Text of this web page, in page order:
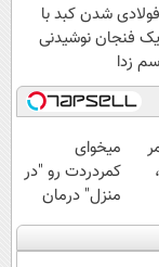
فولادی شدن کبد با
یک فنجان نوشیدنی
سم زدا
پر
میخوای
کمردردت رو "در
منزل" درمان
کنی؟ (◂فیلم +